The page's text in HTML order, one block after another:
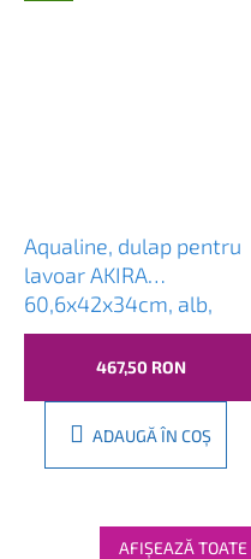
Aqualine, dulap pentru
lavoar AKIRA
60,6x42x34cm, alb,
AK265
467,50 RON
ADAUGĂ ÎN COŞ
AFIŞEAZĂ TOATE